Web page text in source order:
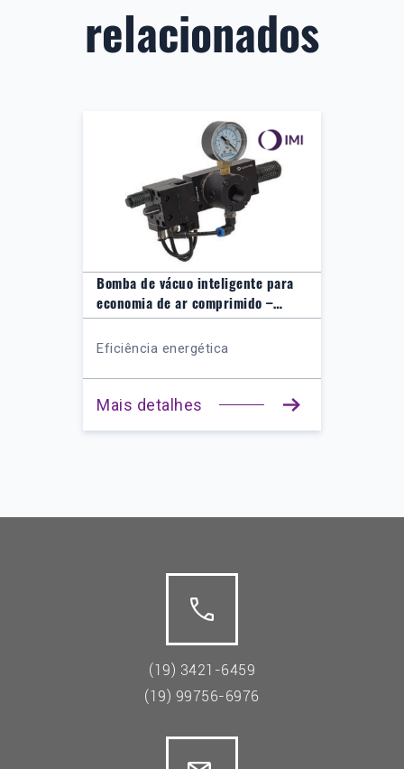
relacionados
Bomba de vácuo inteligente para
economia de ar comprimido –
NVPM20C0
Eficiência energética
Mais detalhes
(19) 3421-6459
(19) 99756-6976